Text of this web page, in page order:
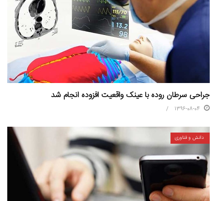
جراحی سرطان روده با عینک واقعیت افزوده انجام شد
1396-08-04
دانش و فناوری